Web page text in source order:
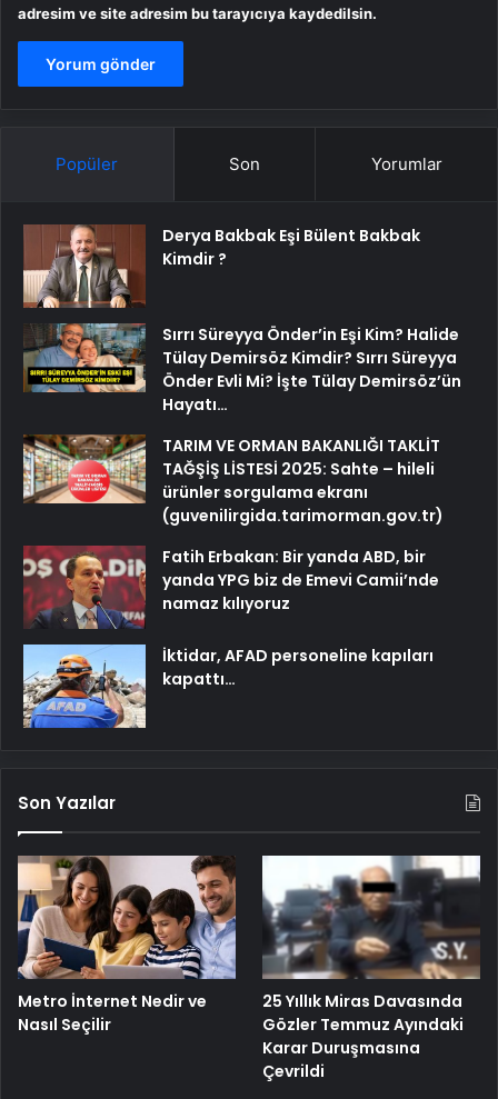
adresim ve site adresim bu tarayıcıya kaydedilsin.
Popüler Son Yorumlar
Derya Bakbak Eşi Bülent Bakbak
Kimdir ?
Sırrı Süreyya Önder’in Eşi Kim? Halide
Tülay Demirsöz Kimdir? Sırrı Süreyya
Önder Evli Mi? İşte Tülay Demirsöz’ün
Hayatı…
TARIM VE ORMAN BAKANLIĞI TAKLİT
TAĞŞİŞ LİSTESİ 2025: Sahte – hileli
ürünler sorgulama ekranı
(guvenilirgida.tarimorman.gov.tr)
Fatih Erbakan: Bir yanda ABD, bir
yanda YPG biz de Emevi Camii’nde
namaz kılıyoruz
İktidar, AFAD personeline kapıları
kapattı…
Son Yazılar
Metro İnternet Nedir ve
Nasıl Seçilir
25 Yıllık Miras Davasında
Gözler Temmuz Ayındaki
Karar Duruşmasına
Çevrildi